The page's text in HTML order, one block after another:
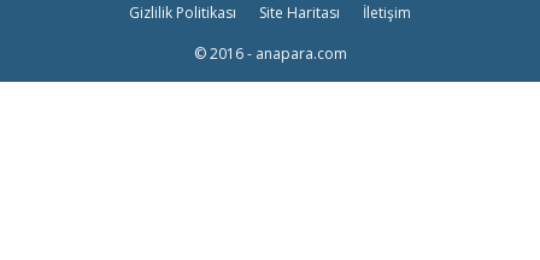
Gizlilik Politikası
Site Haritası
İletişim
© 2016 - anapara.com